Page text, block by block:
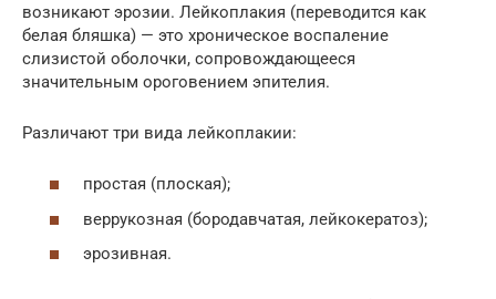
возникают эрозии. Лейкоплакия (переводится как
белая бляшка) — это хроническое воспаление
слизистой оболочки, сопровождающееся
значительным ороговением эпителия.
Различают три вида лейкоплакии:
простая (плоская);
веррукозная (бородавчатая, лейкокератоз);
эрозивная.